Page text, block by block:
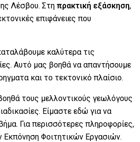
Λέσβου. Στη πρακτική εξάσκηση,
επιφάνειες που
καλύτερα τις
Αυτό μας βοηθά να απαντήσουμε
και το τεκτονικό πλαίσιο.
τους μελλοντικούς γεωλόγους
Είμαστε εδώ για να
Για περισσότερες πληροφορίες,
Εκπόνηση Φοιτητικών Εργασιών.